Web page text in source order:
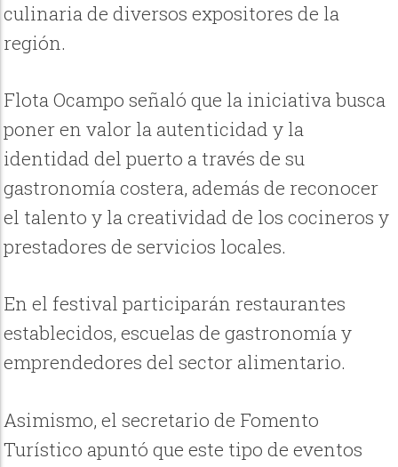
culinaria de diversos expositores de la
región.
Flota Ocampo señaló que la iniciativa busca
poner en valor la autenticidad y la
identidad del puerto a través de su
gastronomía costera, además de reconocer
el talento y la creatividad de los cocineros y
prestadores de servicios locales.
En el festival participarán restaurantes
establecidos, escuelas de gastronomía y
emprendedores del sector alimentario.
Asimismo, el secretario de Fomento
Turístico apuntó que este tipo de eventos